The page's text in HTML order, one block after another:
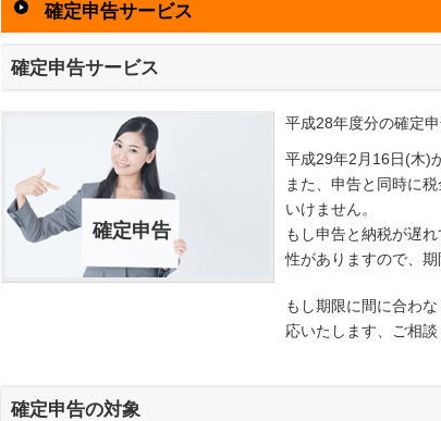
確定申告サービス
確定申告サービス
確定申告
平成28年度分の確定申
平成29年2月16日(木)
また、申告と同時に
いけません。
もし申告と納税が遅
性がありますので、
もし期限に間に合わ
応いたします、ご相談
確定申告の対象